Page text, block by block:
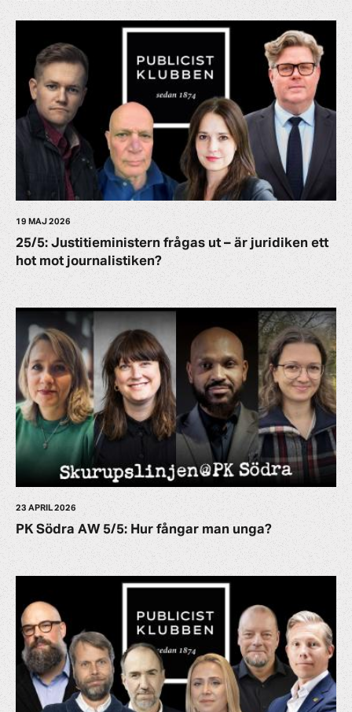
19 MAJ 2026
25/5: Justitieministern frågas ut – är juridiken ett
hot mot journalistiken?
23 APRIL 2026
PK Södra AW 5/5: Hur fångar man unga?